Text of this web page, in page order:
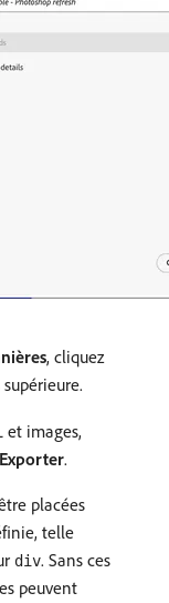
, cliquez
et images,
Exporter.
placées
telle
div. Sans ces
peuvent